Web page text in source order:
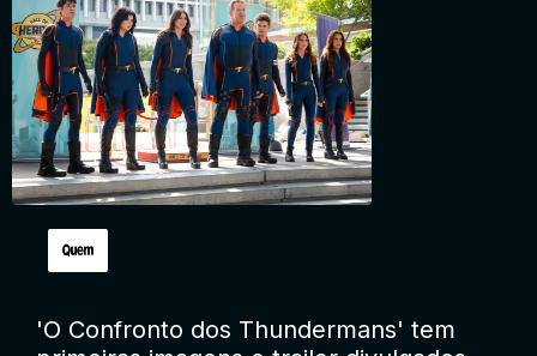
'O Confronto dos Thundermans' tem